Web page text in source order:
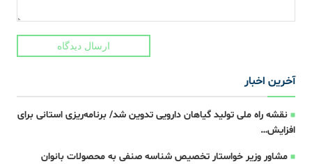
ارسال دیدگاه
آخرین اخبار
نقشه راه ملی تولید گیاهان دارویی تدوین شد/ برنامه‌ریزی استانی برای
افزایش…
مشاور وزیر خواستار تخصیص شناسه صنفی به محصولات بانوان